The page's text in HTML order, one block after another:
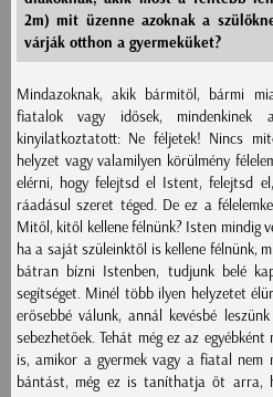
2m) mit üzenne azoknak a
várják otthon a gyermeküket?
Mindazoknak, akik bármitől, bármi
fiatalok vagy idősek,
kinyilatkoztatott: Ne féljetek! Nincs
helyzet vagy valamilyen körülmény
elérni, hogy felejtsd el Istent, felejtsd
ráadásul szeret téged. De ez a
Mitől, kitől kellene félnünk? Isten mindig
ha a saját szüleinktől is kellene félnünk,
bátran bízni Istenben, tudjunk belé
segítséget. Minél több ilyen helyzetet
erősebbé válunk, annál kevésbé
sebezhetőek. Tehát még ez az
is, amikor a gyermek vagy a fiatal nem
bántást, még ez is taníthatja őt arra,